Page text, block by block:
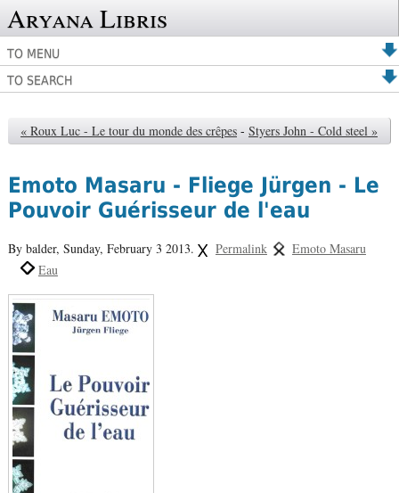
Aryana Libris
TO MENU
TO SEARCH
« Roux Luc - Le tour du monde des crêpes - Styers John - Cold steel »
Emoto Masaru - Fliege Jürgen - Le
Pouvoir Guérisseur de l'eau
By balder, Sunday, February 3 2013. Permalink
Emoto Masaru
Eau